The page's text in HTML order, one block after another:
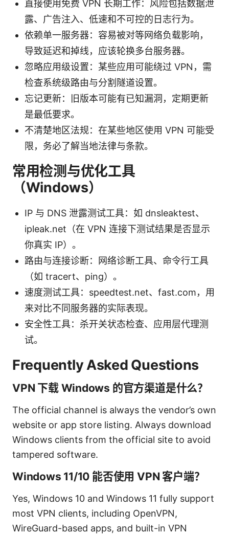
直接使用免费 VPN 长期工作：风险包括数据泄
露、广告注入、低速和不可控的日志行为。
依赖单一服务器：容易被对等网络负载影响，
导致延迟和掉线，应该轮换多台服务器。
忽略应用级设置：某些应用可能绕过 VPN，需
检查系统级路由与分割隧道设置。
忘记更新：旧版本可能有已知漏洞，定期更新
是最低要求。
不清楚地区法规：在某些地区使用 VPN 可能受
限，务必了解当地法律与条款。
常用检测与优化工具
（Windows）
IP 与 DNS 泄露测试工具：如 dnsleaktest、
ipleak.net（在 VPN 连接下测试结果是否显示
你真实 IP）。
路由与连接诊断：网络诊断工具、命令行工具
（如 tracert、ping）。
速度测试工具：speedtest.net、fast.com，用
来对比不同服务器的实际表现。
安全性工具：杀开关状态检查、应用层代理测
试。
Frequently Asked Questions
VPN 下载 Windows 的官方渠道是什么？
The official channel is always the vendor’s own
website or app store listing. Always download
Windows clients from the official site to avoid
tampered software.
Windows 11/10 能否使用 VPN 客户端？
Yes, Windows 10 and Windows 11 fully support
most VPN clients, including OpenVPN,
WireGuard-based apps, and built-in VPN